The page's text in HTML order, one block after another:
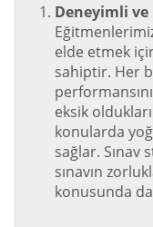
Deneyimli
elde etmek
sahiptir. Her
eksik
konularda
sağlar. Sınav
sınavın
konusunda